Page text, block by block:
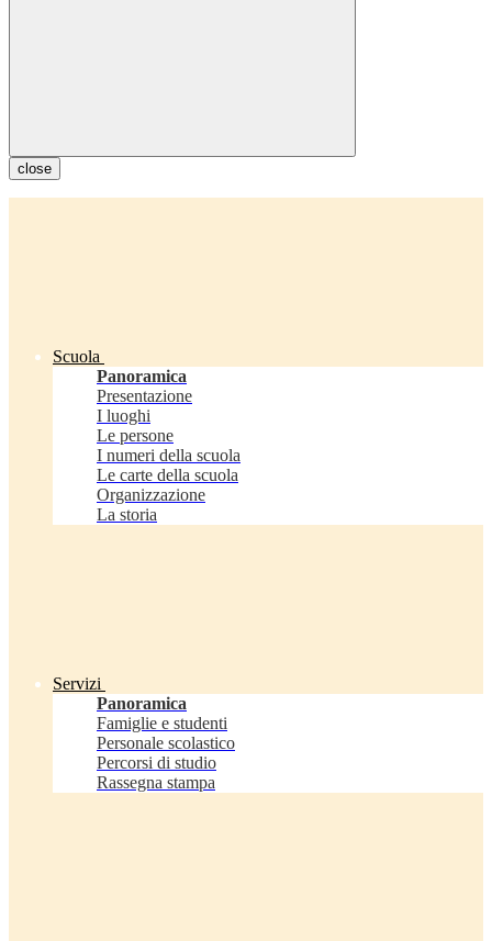
close
Scuola
Panoramica
Presentazione
I luoghi
Le persone
I numeri della scuola
Le carte della scuola
Organizzazione
La storia
Servizi
Panoramica
Famiglie e studenti
Personale scolastico
Percorsi di studio
Rassegna stampa